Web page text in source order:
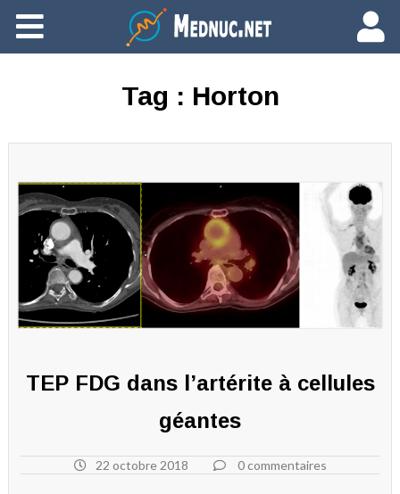
Ajouter du contenu
Tag : Horton
TEP FDG dans l’artérite à cellules
géantes
22 octobre 2018 0 commentaires